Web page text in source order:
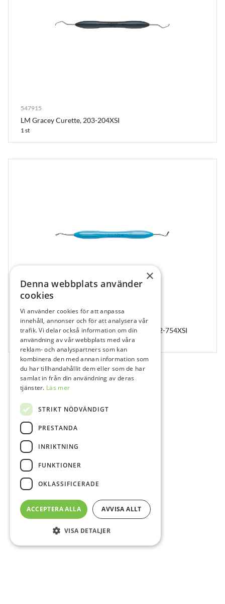
547915
LM Gracey Curette, 203-204XSI
1 st
547933
LM Gingival Retractor, MultiHolder PK II, 752-754XSI
1 st
×
Denna webbplats använder
cookies
Vi använder cookies för att anpassa
innehåll, annonser och för att analysera vår
trafik. Vi delar också information om din
användning av vår webbplats med våra
reklam- och analyspartners som kan
kombinera den med annan information som
du har tillhandahållit dem eller som de har
samlat in från din användning av deras
tjänster. Läs mer
STRIKT NÖDVÄNDIGT
PRESTANDA
INRIKTNING
FUNKTIONER
OKLASSIFICERADE
ACCEPTERA ALLA AVVISA ALLT
VISA DETALJER